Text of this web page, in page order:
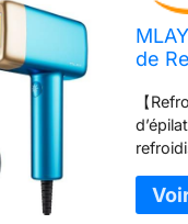
de
【